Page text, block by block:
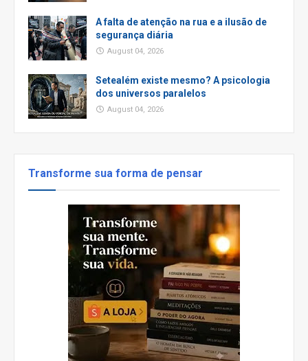
A falta de atenção na rua e a ilusão de
segurança diária
August 04, 2026
Setealém existe mesmo? A psicologia
dos universos paralelos
August 04, 2026
Transforme sua forma de pensar